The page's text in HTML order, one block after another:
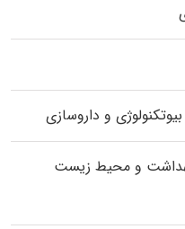
و داروسازی
و محیط زیست